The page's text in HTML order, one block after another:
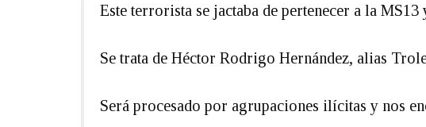
Este terrorista se jactaba de pertenecer a la
Se trata de Héctor Rodrigo Hernández, alias
Será procesado por agrupaciones ilícitas y nos